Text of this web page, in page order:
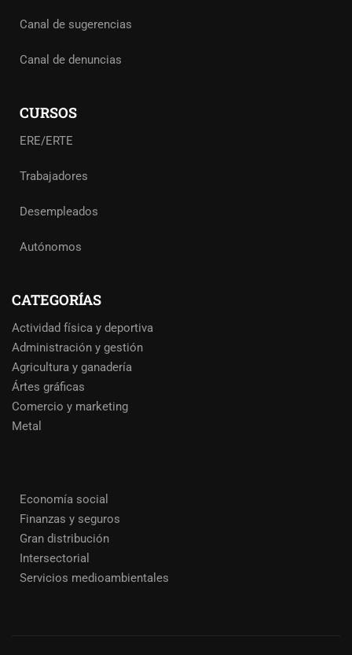
Canal de sugerencias
Canal de denuncias
CURSOS
ERE/ERTE
Trabajadores
Desempleados
Autónomos
CATEGORÍAS
Actividad física y deportiva
Administración y gestión
Agricultura y ganadería
Ártes gráficas
Comercio y marketing
Metal
Economía social
Finanzas y seguros
Gran distribución
Intersectorial
Servicios medioambientales